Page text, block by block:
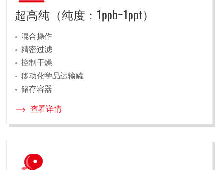
超高纯（纯度：1ppb~1ppt）
混合操作
精密过滤
控制干燥
移动化学品运输罐
储存容器
查看详情